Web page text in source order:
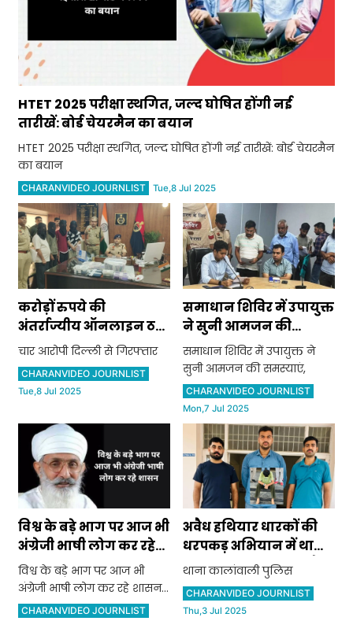
HTET 2025 परीक्षा स्थगित, जल्द घोषित होंगी नई
तारीखें: बोर्ड चेयरमैन का बयान
HTET 2025 परीक्षा स्थगित, जल्द घोषित होंगी नई तारीखें: बोर्ड चेयरमैन
का बयान
CHARANVIDEO JOURNLIST Tue,8 Jul 2025
करोड़ों रुपये की
अंतर्राज्यीय ऑनलाइन ठगी
करने वाले चार आरोपी
दिल्ली से गिरफ्तार
चार आरोपी दिल्ली से गिरफ्तार
CHARANVIDEO JOURNLIST
Tue,8 Jul 2025
समाधान शिविर में उपायुक्त
ने सुनी आमजन की
समस्याएं, अधिकारियों को
दिए समाधान के निर्देश
समाधान शिविर में उपायुक्त ने
सुनी आमजन की समस्याएं,
CHARANVIDEO JOURNLIST
Mon,7 Jul 2025
विश्व के बड़े भाग पर आज भी
अंग्रेजी भाषी लोग कर रहे
शासन: ठाकुर दलीप सिंह
विश्व के बड़े भाग पर आज भी
अंग्रेजी भाषी लोग कर रहे शासन:
ठाकुर दलीप सिंह
CHARANVIDEO JOURNLIST
अवैध हथियार धारकों की
धरपकड़ अभियान में थाना
कालांवाली पुलिस ने अवैध
असला सप्लायर को काबू
कर भेजा जेल
थाना कालांवाली पुलिस
CHARANVIDEO JOURNLIST
Thu,3 Jul 2025